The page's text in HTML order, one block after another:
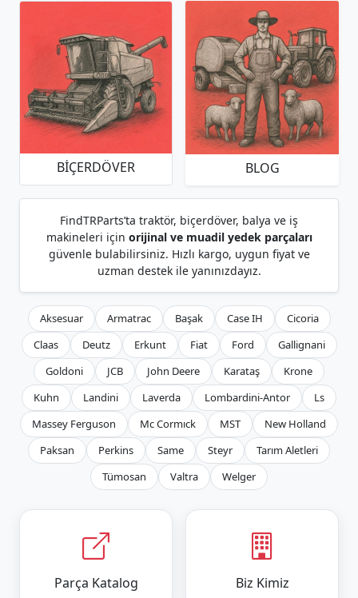
BIÇERDÖVER BLOG
FindTRParts’ta traktör, biçerdöver, balya ve iş
makineleri için orijinal ve muadil yedek parçaları
güvenle bulabilirsiniz. Hızlı kargo, uygun fiyat ve
uzman destek ile yanınızdayız.
Aksesuar Armatrac Başak Case IH
Cicoria
Claas
Deutz Erkunt Fiat Ford
Gallignani
Goldoni
JCB John Deere Karataş
Krone
Kuhn
Landini Laverda Lombardini-Antor
Ls
Massey Ferguson
Mc Cormıck MST
New Holland
Paksan
Perkins Same Steyr
Tarım Aletleri
Tümosan
Valtra Welger
Parça Katalog Biz Kimiz